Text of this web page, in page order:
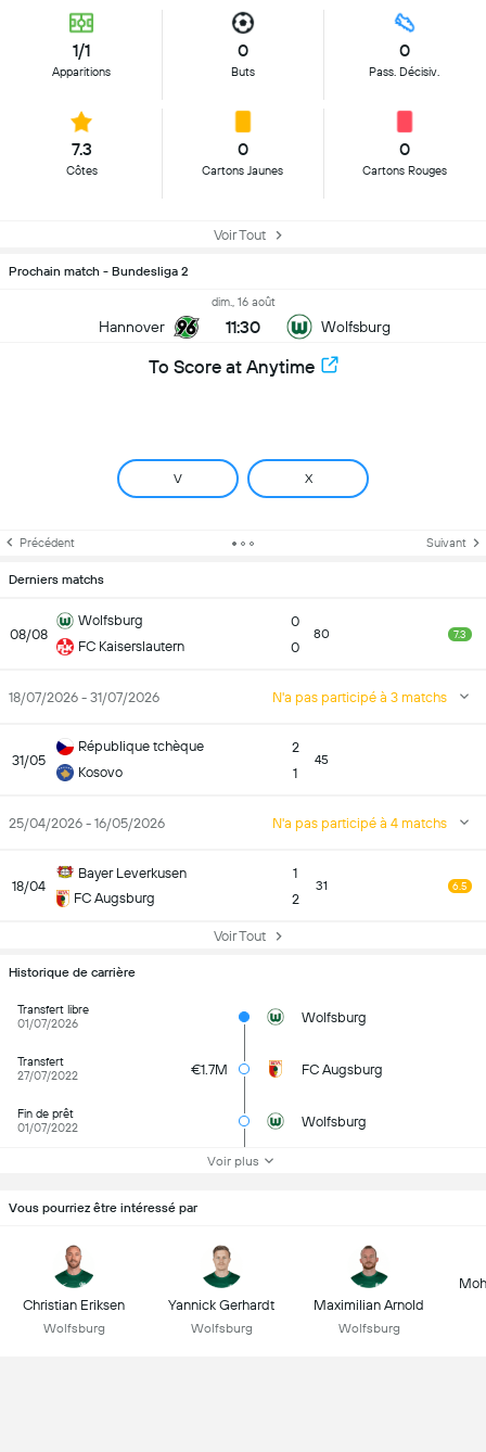
1/1
Apparitions
0
Buts
0
Pass. Décisiv.
7.3
Côtes
0
Cartons Jaunes
0
Cartons Rouges
Voir Tout
Prochain match - Bundesliga 2
Hannover
dim., 16 août
11:30 Wolfsburg
To Score at Anytime
V X
Précédent Suivant
Derniers matchs
08/08
Wolfsburg
FC Kaiserslautern
0
0
80 7.3
18/07/2026 - 31/07/2026 N'a pas participé à 3 matchs
31/05
République tchèque
Kosovo
2
1
45
25/04/2026 - 16/05/2026 N'a pas participé à 4 matchs
18/04
Bayer Leverkusen
FC Augsburg
1
2
31 6.5
Voir Tout
Historique de carrière
Transfert libre
01/07/2026
Wolfsburg
Transfert
27/07/2022
€1.7M FC Augsburg
Fin de prêt
01/07/2022
Wolfsburg
Voir plus
Vous pourriez être intéressé par
Christian Eriksen
Wolfsburg
Yannick Gerhardt
Wolfsburg
Maximilian Arnold
Wolfsburg